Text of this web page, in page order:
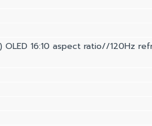
16:10 aspect ratio//120Hz